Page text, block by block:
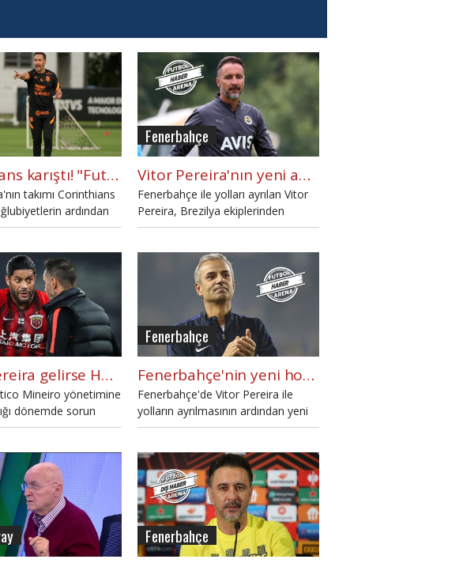
Corinthians karıştı! "Futbolcular Pereira'yı istemiyor" iddiası
takımı Corinthians
ardından
futbolcuların Pereira'yı
Fenerbahçe
Vitor Pereira'nın yeni adresi Corinthians oldu
Fenerbahçe ile yolları ayrılan Vitor
Pereira, Brezilya ekiplerinden
Corinthians ile 1,5 yıllık anlaşmaya
"Vitor Pereira gelirse Hulk ayrılacak"
Mineiro yönetimine
dönemde sorun
dolayı "Eğer Vitor
edildi.
Fenerbahçe
Fenerbahçe'nin yeni hocası kim olacak? İsmail Kartal sesleri
Fenerbahçe'de Vitor Pereira ile
yolların ayrılmasının ardından yeni
teknik direktör arayışları başladı.
Fenerbahçe